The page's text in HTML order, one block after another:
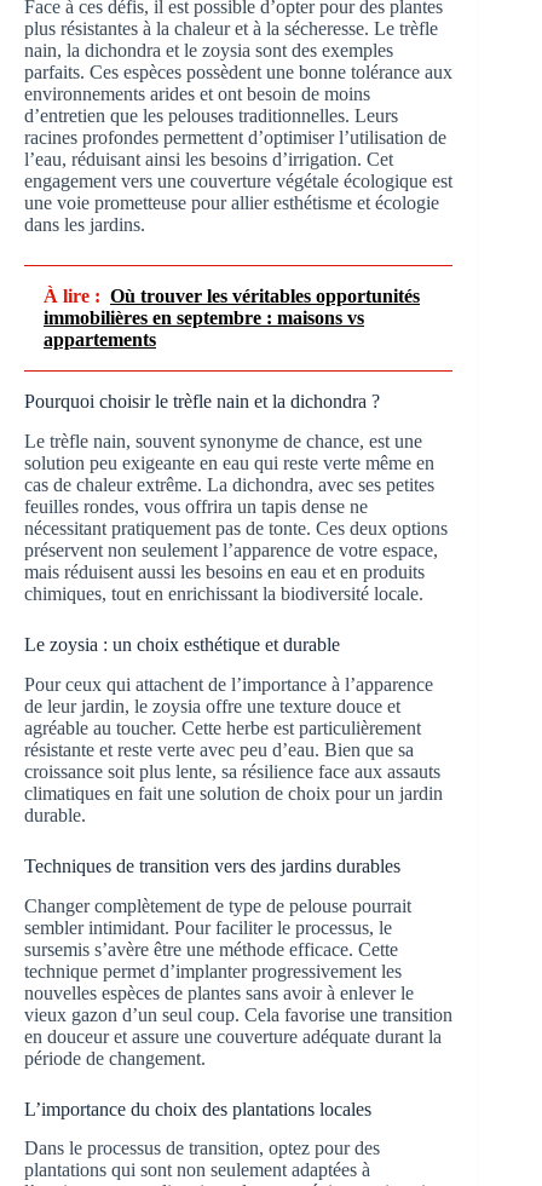
Face à ces défis, il est possible d’opter pour des plantes
plus résistantes à la chaleur et à la sécheresse. Le trèfle
nain, la dichondra et le zoysia sont des exemples
parfaits. Ces espèces possèdent une bonne tolérance aux
environnements arides et ont besoin de moins
d’entretien que les pelouses traditionnelles. Leurs
racines profondes permettent d’optimiser l’utilisation de
l’eau, réduisant ainsi les besoins d’irrigation. Cet
engagement vers une couverture végétale écologique est
une voie prometteuse pour allier esthétisme et écologie
dans les jardins.
À lire : Où trouver les véritables opportunités
immobilières en septembre : maisons vs
appartements
Pourquoi choisir le trèfle nain et la dichondra ?
Le trèfle nain, souvent synonyme de chance, est une
solution peu exigeante en eau qui reste verte même en
cas de chaleur extrême. La dichondra, avec ses petites
feuilles rondes, vous offrira un tapis dense ne
nécessitant pratiquement pas de tonte. Ces deux options
préservent non seulement l’apparence de votre espace,
mais réduisent aussi les besoins en eau et en produits
chimiques, tout en enrichissant la biodiversité locale.
Le zoysia : un choix esthétique et durable
Pour ceux qui attachent de l’importance à l’apparence
de leur jardin, le zoysia offre une texture douce et
agréable au toucher. Cette herbe est particulièrement
résistante et reste verte avec peu d’eau. Bien que sa
croissance soit plus lente, sa résilience face aux assauts
climatiques en fait une solution de choix pour un jardin
durable.
Techniques de transition vers des jardins durables
Changer complètement de type de pelouse pourrait
sembler intimidant. Pour faciliter le processus, le
sursemis s’avère être une méthode efficace. Cette
technique permet d’implanter progressivement les
nouvelles espèces de plantes sans avoir à enlever le
vieux gazon d’un seul coup. Cela favorise une transition
en douceur et assure une couverture adéquate durant la
période de changement.
L’importance du choix des plantations locales
Dans le processus de transition, optez pour des
plantations qui sont non seulement adaptées à